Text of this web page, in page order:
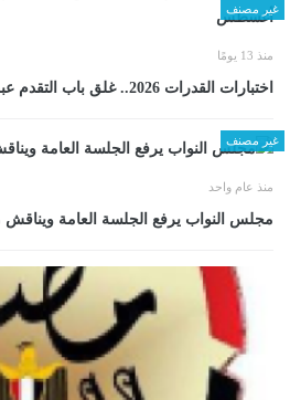
غير مصنف
منذ 13 يومًا
اختبارات القدرات 2026.. غلق باب التقدم عبر موقع التنسيق 6 أغسطس
غير مصنف
منذ عام واحد
مجلس النواب يرفع الجلسة العامة ويناقش